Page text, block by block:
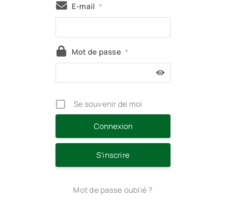
E-mail *
Mot de passe *
Se souvenir de moi
S’inscrire
Mot de passe oublié ?